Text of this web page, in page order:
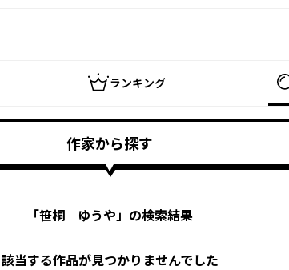
ランキング
作家から探す
「笹桐 ゆうや」の検索結果
該当する作品が見つかりませんでした